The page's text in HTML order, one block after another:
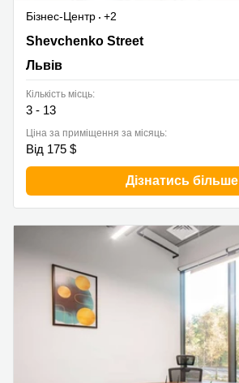
Бізнес-Центр
+2
120 Shevchenko Street, Львів
Shevchenko Street
Львів
Кількість місць:
3 - 13
Ціна за приміщення за місяць:
Від 175 $
Дізнатись більше